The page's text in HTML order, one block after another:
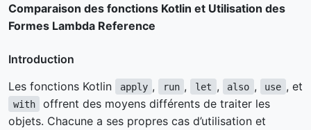
Comparaison des fonctions Kotlin et Utilisation des
Formes Lambda Reference
Introduction
Les fonctions Kotlin
apply , run , let , also , use , et
with
offrent des moyens différents de traiter les
objets. Chacune a ses propres cas d’utilisation et